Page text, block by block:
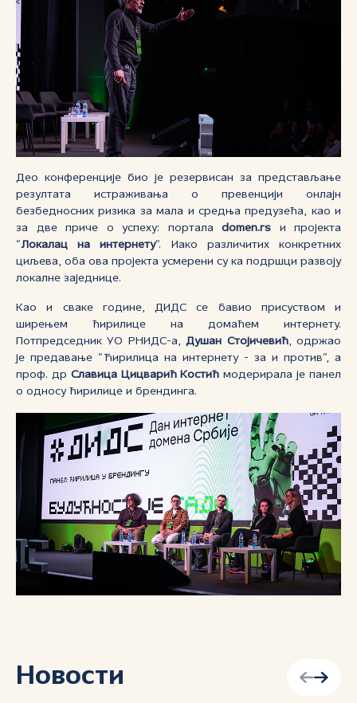
Део конференције био је резервисан за представљање
резултата истраживања о превенцији онлајн
безбедносних ризика за мала и средња предузећа, као и
за две приче о успеху: портала domen.rs и пројекта
“Локалац на интернету”. Иако различитих конкретних
циљева, оба ова пројекта усмерени су ка подршци развоју
локалне заједнице.
Као и сваке године, ДИДС се бавио присуством и
ширењем ћирилице на домаћем интернету.
Потпредседник УО РНИДС-а, Душан Стојичевић, одржао
је предавање “Ћирилица на интернету - за и против”, а
проф. др Славица Цицварић Костић модерирала је панел
о односу ћирилице и брендинга.
Новости